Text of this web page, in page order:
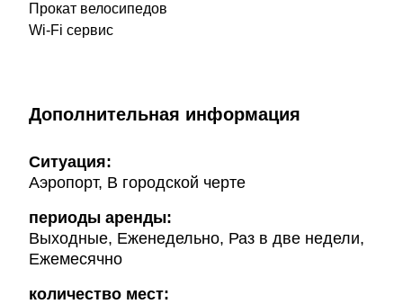
Прокат велосипедов
Wi-Fi сервис
Дополнительная информация
Ситуация:
Аэропорт, В городской черте
периоды аренды:
Выходные, Еженедельно, Раз в две недели,
Ежемесячно
количество мест: